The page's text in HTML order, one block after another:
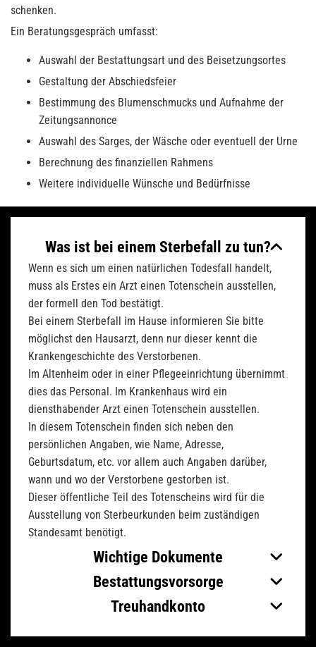
schenken.
Ein Beratungsgespräch umfasst:
Auswahl der Bestattungsart und des Beisetzungsortes
Gestaltung der Abschiedsfeier
Bestimmung des Blumenschmucks und Aufnahme der
Zeitungsannonce
Auswahl des Sarges, der Wäsche oder eventuell der Urne
Berechnung des finanziellen Rahmens
Weitere individuelle Wünsche und Bedürfnisse
Was ist bei einem Sterbefall zu tun?
Wenn es sich um einen natürlichen Todesfall handelt,
muss als Erstes ein Arzt einen Totenschein ausstellen,
der formell den Tod bestätigt.
Bei einem Sterbefall im Hause informieren Sie bitte
möglichst den Hausarzt, denn nur dieser kennt die
Krankengeschichte des Verstorbenen.
Im Altenheim oder in einer Pflegeeinrichtung übernimmt
dies das Personal. Im Krankenhaus wird ein
diensthabender Arzt einen Totenschein ausstellen.
In diesem Totenschein finden sich neben den
persönlichen Angaben, wie Name, Adresse,
Geburtsdatum, etc. vor allem auch Angaben darüber,
wann und wo der Verstorbene gestorben ist.
Dieser öffentliche Teil des Totenscheins wird für die
Ausstellung von Sterbeurkunden beim zuständigen
Standesamt benötigt.
Wichtige Dokumente
Bestattungsvorsorge
Treuhandkonto